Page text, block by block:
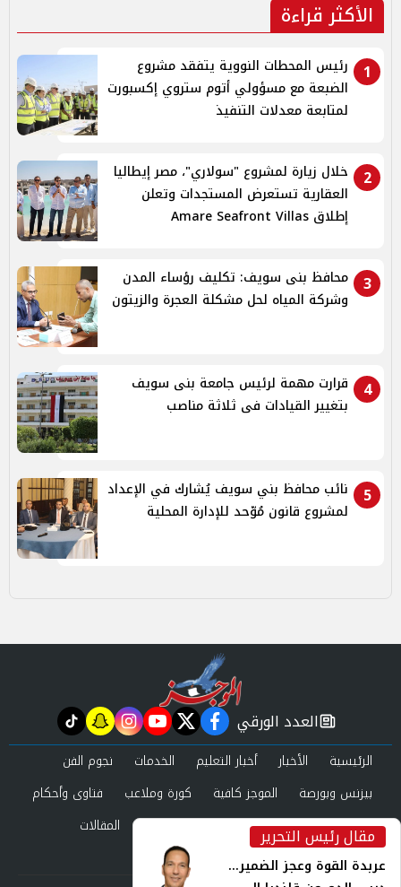
الأكثر قراءة
1
رئيس المحطات النووية يتفقد مشروع
الضبعة مع مسؤولي أتوم ستروي إكسبورت
لمتابعة معدلات التنفيذ
2
خلال زيارة لمشروع "سولاري"، مصر إيطاليا
العقارية تستعرض المستجدات وتعلن
إطلاق Amare Seafront Villas
3
محافظ بنى سويف: تكليف رؤساء المدن
وشركة المياه لحل مشكلة العجرة والزيتون
4
قرارت مهمة لرئيس جامعة بنى سويف
بتغيير القيادات فى ثلاثة مناصب
5
نائب محافظ بني سويف يُشارك في الإعداد
لمشروع قانون مُوّحد للإدارة المحلية
مقال رئيس التحرير
عربدة القوة وعجز الضمير...
newspaper
العدد الورقي facebook
twitter
youtube
instagram
snapchat
tiktok
الرئيسية الأخبار أخبار التعليم الخدمات
نجوم الفن
بيزنس وبورصة
الموجز كافية كورة وملاعب
فتاوى وأحكام
صحة وجمال
عرب وعالم حوادث ومحاكم
المقالات
العدد الورقي